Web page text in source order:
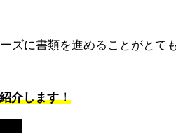
ズに書類を進めることがとて
介します！